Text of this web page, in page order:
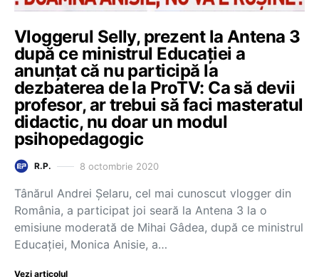
Vloggerul Selly, prezent la Antena 3
după ce ministrul Educației a
anunțat că nu participă la
dezbaterea de la ProTV: Ca să devii
profesor, ar trebui să faci masteratul
didactic, nu doar un modul
psihopedagogic
R.P. 8 octombrie 2020
Tânărul Andrei Șelaru, cel mai cunoscut vlogger din
România, a participat joi seară la Antena 3 la o
emisiune moderată de Mihai Gâdea, după ce ministrul
Educației, Monica Anisie, a…
Vezi articolul